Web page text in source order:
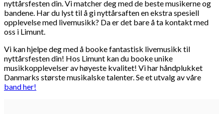
nyttårsfesten din. Vi matcher deg med de beste musikerne og
bandene. Har du lyst til å gi nyttårsaften en ekstra spesiell
opplevelse med livemusikk? Da er det bare å ta kontakt med
oss i Limunt.
Vi kan hjelpe deg med å booke fantastisk livemusikk til
nyttårsfesten din! Hos Limunt kan du booke unike
musikkopplevelser av høyeste kvalitet! Vi har håndplukket
Danmarks største musikalske talenter. Se et utvalg av våre
band her!